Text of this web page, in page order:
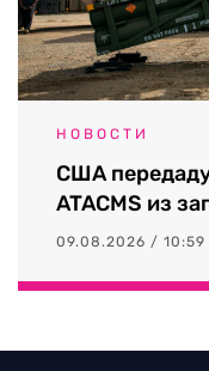
НОВОСТИ
США
ATACMS из
09.08.2026 / 10:59